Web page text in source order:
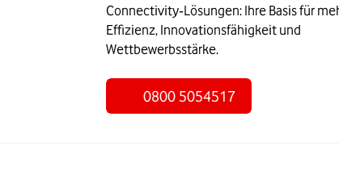
Connectivity‑Lösungen: Ihre Basis für
Effizienz, Innovationsfähigkeit und
Wettbewerbsstärke.
0800 5054517